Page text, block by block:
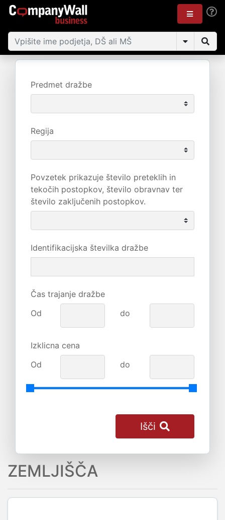
Predmet dražbe
Regija
Povzetek prikazuje število preteklih in
tekočih postopkov, število obravnav ter
število zaključenih postopkov.
Identifikacijska številka dražbe
Čas trajanje dražbe
Od
do
Izklicna cena
Od
do
Išči
ZEMLJIŠČA